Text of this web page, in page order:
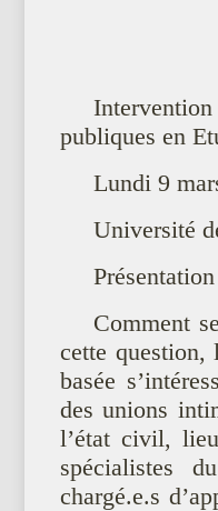
publiques en
Lundi 9
Université
Comment
cette question,
basée
des unions
l’état civil,
spécialistes
chargé.e.s